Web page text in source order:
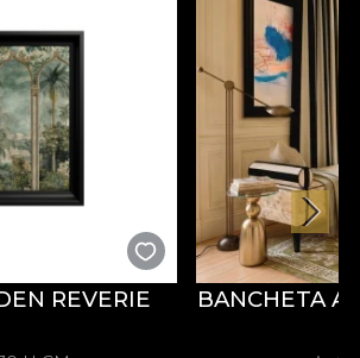
Ambiance
de a crea un fond plin de
de zi cu zi, modelele din
transforma spatiile in mici
sa te poarte departe de
sa iti ofere o stare pozitiva,
REVERIE BANCHETA